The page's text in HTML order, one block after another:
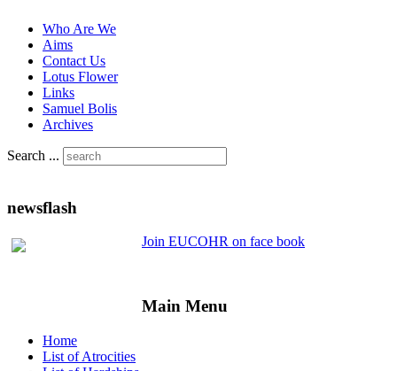
Who Are We
Aims
Contact Us
Lotus Flower
Links
Samuel Bolis
Archives
Search ...
newsflash
Join EUCOHR on face book
Main Menu
Home
List of Atrocities